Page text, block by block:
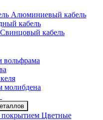
Алюминиевый кабель
кабель
Свинцовый кабель
вольфрама
молибдена
Цветные